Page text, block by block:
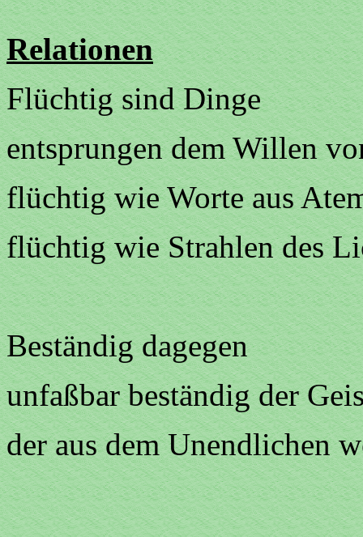
Relationen
Flüchtig sind Dinge
entsprungen dem Willen
flüchtig wie Worte aus
flüchtig wie Strahlen des
Beständig dagegen
unfaßbar beständig der
der aus dem Unendlichen